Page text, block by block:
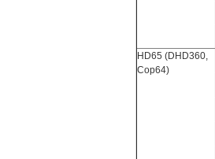
HD65 (DHD360,
Cop64)